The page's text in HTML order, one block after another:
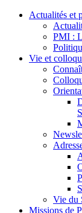
Actualités et
PMI :
Vie et
Vie du
Missions de